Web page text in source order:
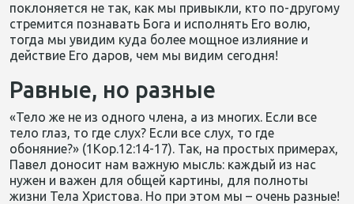
поклоняется не так, как мы привыкли, кто по-другому
стремится познавать Бога и исполнять Его волю,
тогда мы увидим куда более мощное излияние и
действие Его даров, чем мы видим сегодня!
Равные, но разные
«Тело же не из одного члена, а из многих. Если все
тело глаз, то где слух? Если все слух, то где
обоняние?» (1Кор.12:14-17). Так, на простых примерах,
Павел доносит нам важную мысль: каждый из нас
нужен и важен для общей картины, для полноты
жизни Тела Христова. Но при этом мы – очень разные!